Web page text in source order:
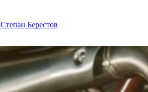
Степан Берестов